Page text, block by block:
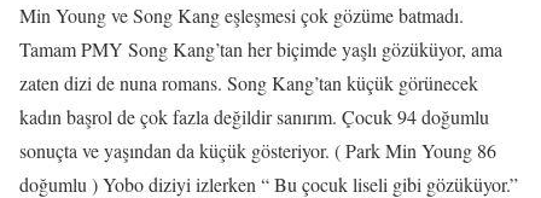
Min Young ve Song Kang eşleşmesi çok gözüme batmadı.
Tamam PMY Song Kang’tan her biçimde yaşlı gözüküyor, ama
zaten dizi de nuna romans. Song Kang’tan küçük görünecek
kadın başrol de çok fazla değildir sanırım. Çocuk 94 doğumlu
sonuçta ve yaşından da küçük gösteriyor. ( Park Min Young 86
doğumlu ) Yobo diziyi izlerken “ Bu çocuk liseli gibi gözüküyor.”